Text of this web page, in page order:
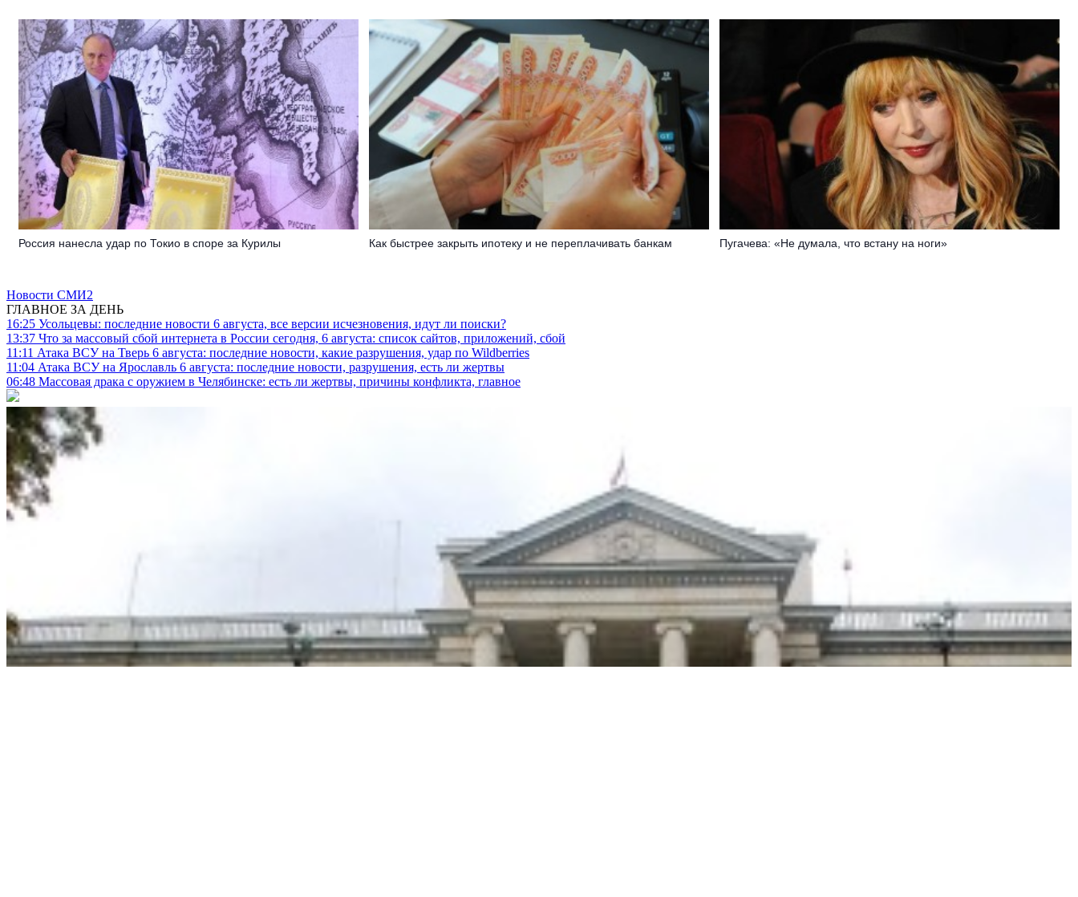
Россия нанесла удар по Токио в споре за Курилы Как быстрее закрыть ипотеку и не переплачивать банкам Пугачева: «Не думала, что встану на ноги»
Новости СМИ2
ГЛАВНОЕ ЗА ДЕНЬ
16:25 Усольцевы: последние новости 6 августа, все версии исчезновения, идут ли поиски?
13:37 Что за массовый сбой интернета в России сегодня, 6 августа: список сайтов, приложений, сбой
11:11 Атака ВСУ на Тверь 6 августа: последние новости, какие разрушения, удар по Wildberries
11:04 Атака ВСУ на Ярославль 6 августа: последние новости, разрушения, есть ли жертвы
06:48 Массовая драка с оружием в Челябинске: есть ли жертвы, причины конфликта, главное